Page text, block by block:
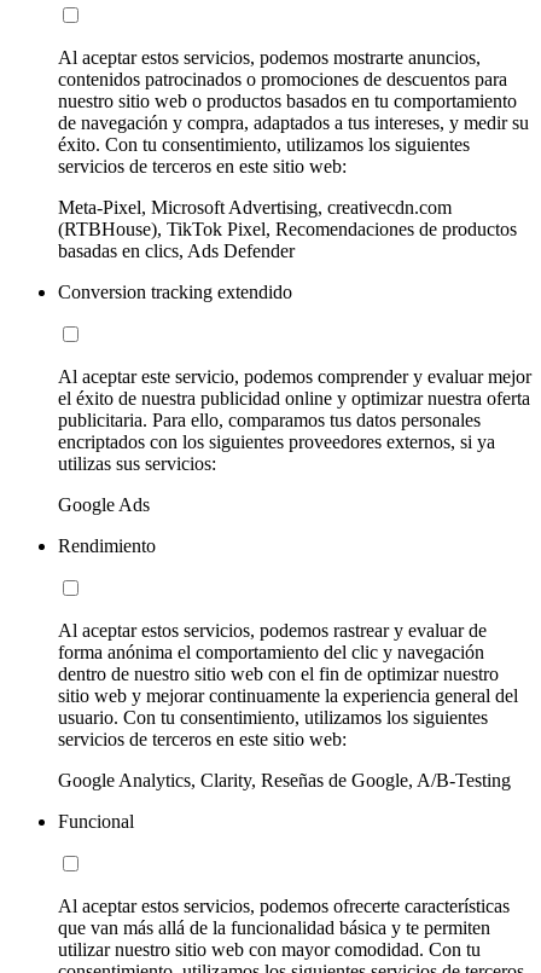
Al aceptar estos servicios, podemos mostrarte anuncios,
contenidos patrocinados o promociones de descuentos para
nuestro sitio web o productos basados en tu comportamiento
de navegación y compra, adaptados a tus intereses, y medir su
éxito. Con tu consentimiento, utilizamos los siguientes
servicios de terceros en este sitio web:
Meta-Pixel, Microsoft Advertising, creativecdn.com
(RTBHouse), TikTok Pixel, Recomendaciones de productos
basadas en clics, Ads Defender
Conversion tracking extendido
Al aceptar este servicio, podemos comprender y evaluar mejor
el éxito de nuestra publicidad online y optimizar nuestra oferta
publicitaria. Para ello, comparamos tus datos personales
encriptados con los siguientes proveedores externos, si ya
utilizas sus servicios:
Google Ads
Rendimiento
Al aceptar estos servicios, podemos rastrear y evaluar de
forma anónima el comportamiento del clic y navegación
dentro de nuestro sitio web con el fin de optimizar nuestro
sitio web y mejorar continuamente la experiencia general del
usuario. Con tu consentimiento, utilizamos los siguientes
servicios de terceros en este sitio web:
Google Analytics, Clarity, Reseñas de Google, A/B-Testing
Funcional
Al aceptar estos servicios, podemos ofrecerte características
que van más allá de la funcionalidad básica y te permiten
utilizar nuestro sitio web con mayor comodidad. Con tu